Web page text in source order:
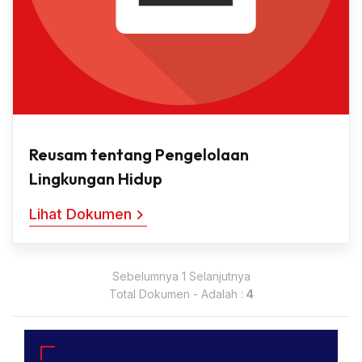
Reusam tentang Pengelolaan
Lingkungan Hidup
Lihat Dokumen
Sebelumnya 1 Selanjutnya
Total Dokumen - Adalah : 4